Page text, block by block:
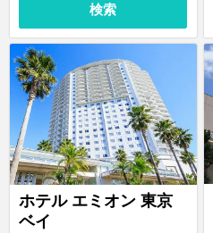
検索
ホテル エミオン 東京
ベイ